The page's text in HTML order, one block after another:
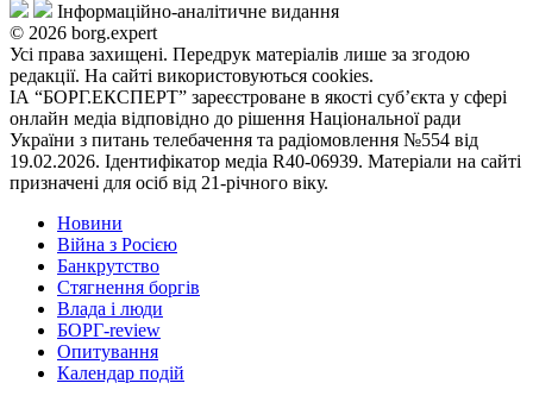
Інформаційно-аналітичне видання
© 2026 borg.expert
Усі права захищені. Передрук матеріалів лише за згодою
редакції. На сайті використовуються cookies.
ІА “БОРГ.ЕКСПЕРТ” зареєстроване в якості суб’єкта у сфері
онлайн медіа відповідно до рішення Національної ради
України з питань телебачення та радіомовлення №554 від
19.02.2026. Ідентифікатор медіа R40-06939. Матеріали на сайті
призначені для осіб від 21-річного віку.
Новини
Війна з Росією
Банкрутство
Стягнення боргiв
Влада i люди
БОРГ-review
Опитування
Календар подій